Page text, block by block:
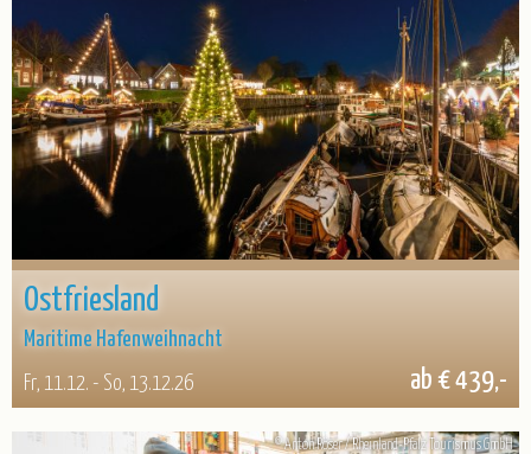
Ostfriesland
Maritime Hafenweihnacht
Fr, 11.12. - So, 13.12.26 ab € 439,-
© Anton Röser / Rheinland-Pfalz Tourismus GmbH